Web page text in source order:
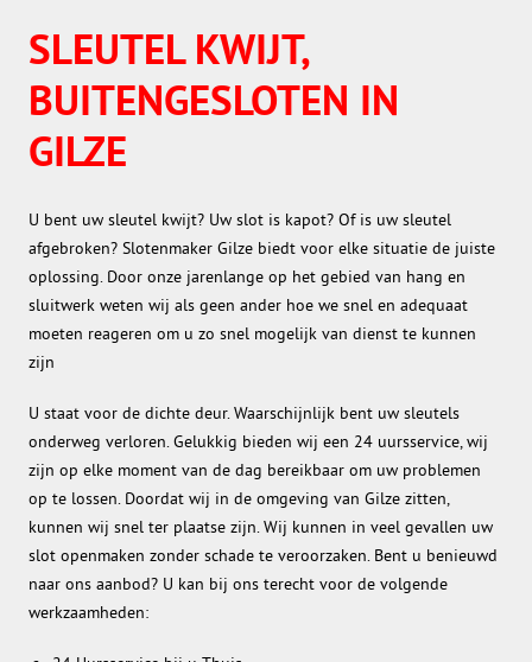
SLEUTEL KWIJT,
BUITENGESLOTEN IN
GILZE
U bent uw sleutel kwijt? Uw slot is kapot? Of is uw sleutel
afgebroken? Slotenmaker Gilze biedt voor elke situatie de juiste
oplossing. Door onze jarenlange op het gebied van hang en
sluitwerk weten wij als geen ander hoe we snel en adequaat
moeten reageren om u zo snel mogelijk van dienst te kunnen
zijn
U staat voor de dichte deur. Waarschijnlijk bent uw sleutels
onderweg verloren. Gelukkig bieden wij een 24 uursservice, wij
zijn op elke moment van de dag bereikbaar om uw problemen
op te lossen. Doordat wij in de omgeving van Gilze zitten,
kunnen wij snel ter plaatse zijn. Wij kunnen in veel gevallen uw
slot openmaken zonder schade te veroorzaken. Bent u benieuwd
naar ons aanbod? U kan bij ons terecht voor de volgende
werkzaamheden: